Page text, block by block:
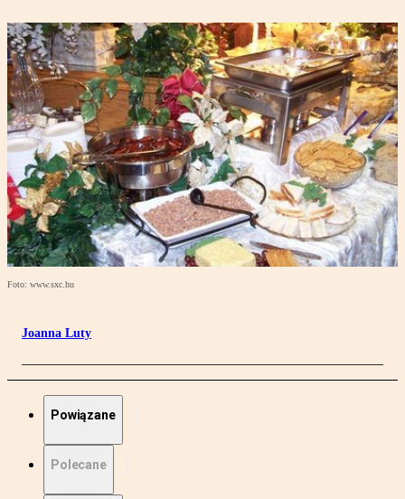
Foto: www.sxc.hu
Joanna Luty
Powiązane
Polecane